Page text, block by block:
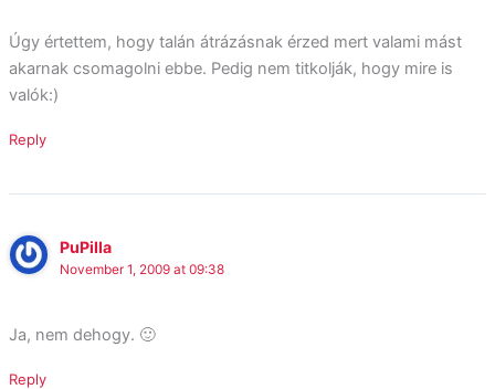
Úgy értettem, hogy talán átrázásnak érzed mert valami mást
akarnak csomagolni ebbe. Pedig nem titkolják, hogy mire is
valók:)
Reply
PuPilla
November 1, 2009 at 09:38
Ja, nem dehogy. 🙂
Reply